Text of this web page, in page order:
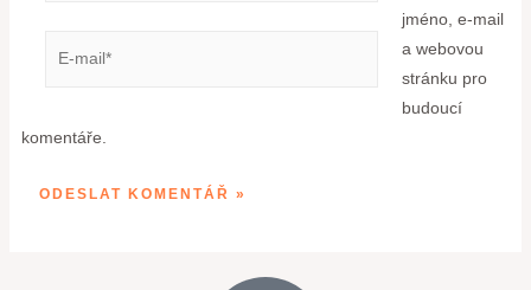
jméno, e-mail
a webovou
stránku pro
budoucí
komentáře.